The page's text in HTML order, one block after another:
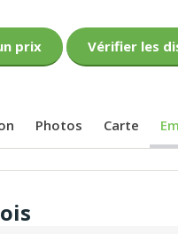
prix Vérifier les
Photos Carte